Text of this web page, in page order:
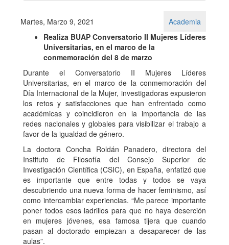
Martes, Marzo 9, 2021
Academia
Realiza BUAP Conversatorio II Mujeres Líderes
Universitarias, en el marco de la
conmemoración del 8 de marzo
Durante el Conversatorio II Mujeres Líderes
Universitarias, en el marco de la conmemoración del
Día Internacional de la Mujer, investigadoras expusieron
los retos y satisfacciones que han enfrentado como
académicas y coincidieron en la importancia de las
redes nacionales y globales para visibilizar el trabajo a
favor de la igualdad de género.
La doctora Concha Roldán Panadero, directora del
Instituto de Filosofía del Consejo Superior de
Investigación Científica (CSIC), en España, enfatizó que
es importante que entre todas y todos se vaya
descubriendo una nueva forma de hacer feminismo, así
como intercambiar experiencias. “Me parece importante
poner todos esos ladrillos para que no haya deserción
en mujeres jóvenes, esa famosa tijera que cuando
pasan al doctorado empiezan a desaparecer de las
aulas”.